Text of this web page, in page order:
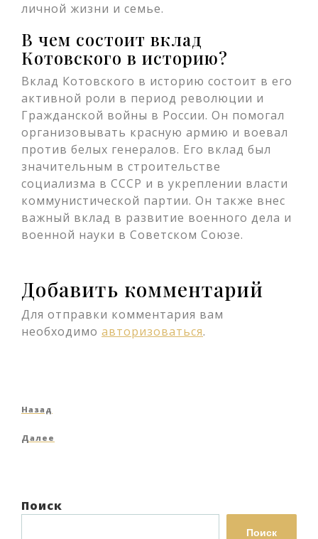
личной жизни и семье.
В чем состоит вклад
Котовского в историю?
Вклад Котовского в историю состоит в его
активной роли в период революции и
Гражданской войны в России. Он помогал
организовывать красную армию и воевал
против белых генералов. Его вклад был
значительным в строительстве
социализма в СССР и в укреплении власти
коммунистической партии. Он также внес
важный вклад в развитие военного дела и
военной науки в Советском Союзе.
Добавить комментарий
Для отправки комментария вам
необходимо авторизоваться.
Навигация
по
Предыдущая
Назад
Следующая
Далее
Поиск
Поиск